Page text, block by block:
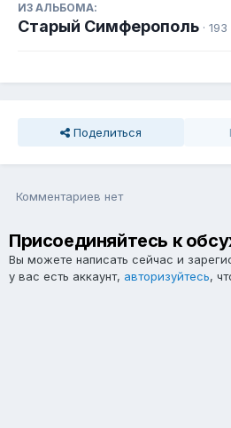
ИЗ АЛЬБОМА:
Старый Симферополь ·
Поделиться
Комментариев нет
Присоединяйтесь к
Вы можете написать сейчас и
у вас есть аккаунт, авторизуйтесь,